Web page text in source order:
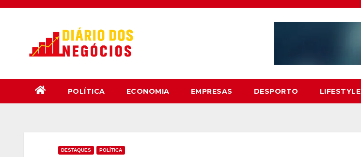
Skip
POLÍTICA ECONOMIA EMPRESAS DESPORTO LIFESTYLE
DESTAQUES POLÍTICA